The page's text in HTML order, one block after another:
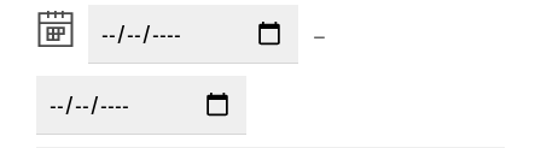
Zeitraum
von:
–